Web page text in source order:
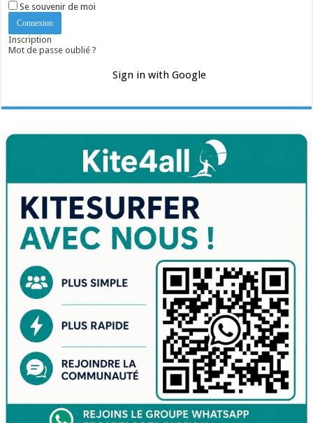
Se souvenir de moi
Inscription
Mot de passe oublié ?
Sign in with Google